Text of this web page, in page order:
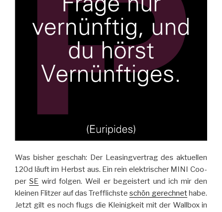
Was bis­her ge­schah: Der Lea­sing­ver­trag des ak­tu­el­len
120d läuft im Herbst aus. Ein rein elek­tri­scher MINI Coo­
perSE wird fol­gen. Weil er be­geis­tert und ich mir den
klei­nen Flit­zer auf das Treff­lichsteschön ge­rech­nethabe.
Jetzt gilt es noch flugs die Klei­nig­keit mit der Wall­box in